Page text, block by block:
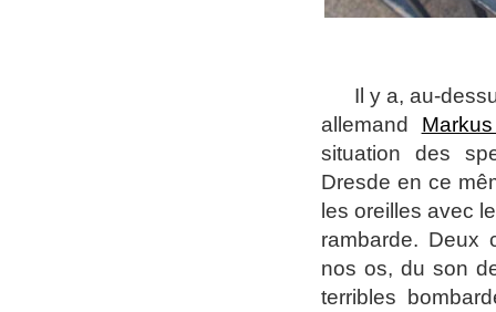
Il y a, au-
allemand
situation des
Dresde en ce
les oreilles avec
rambarde. Deux
nos os, du son
terribles